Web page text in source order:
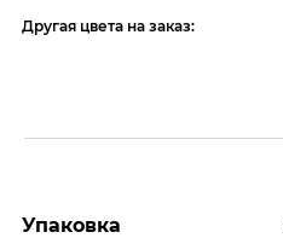
Другая цвета на заказ:
Упаковка